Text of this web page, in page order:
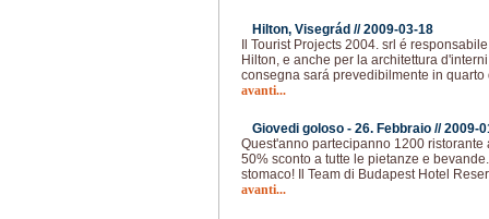
Hilton, Visegrád //2009-03-18
Il Tourist Projects 2004. srl é
Hilton, e anche per la architettura
consegna sará prevedibilmente in quarto
avanti...
Giovedi goloso - 26. Febbraio //2009-
Quest'anno partecipanno 1200 ristorante
50% sconto a tutte le pietanze e
stomaco! Il Team di Budapest Hotel
avanti...